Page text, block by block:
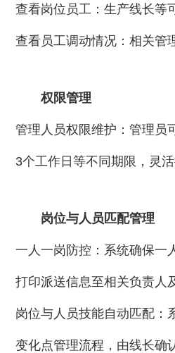
查看岗位员工：生产线长等
查看员工调动情况：相关管
权限管理
管理人员权限维护：管理员
3个工作日等不同期限，灵
岗位与人员匹配管理
一人一岗防控：系统确保一
打印派送信息至相关负责人
岗位与人员技能自动匹配：
变化点管理流程，由线长确